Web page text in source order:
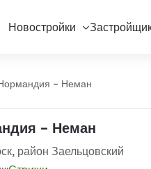
Новостройки
– Неман
– Неман
район Заельцовский